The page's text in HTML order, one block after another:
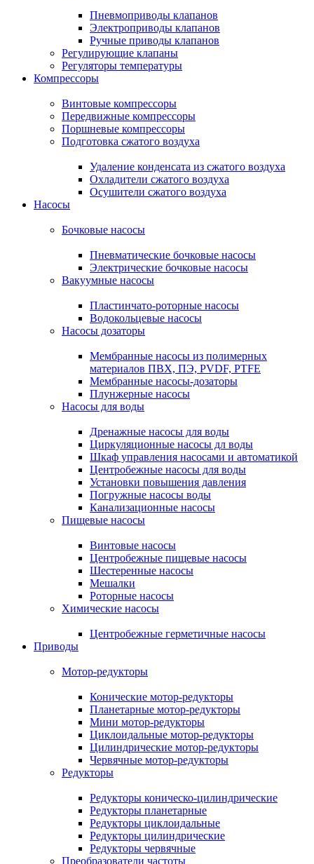
Пневмоприводы клапанов
Электроприводы клапанов
Ручные приводы клапанов
Регулирующие клапаны
Регуляторы температуры
Компрессоры
Винтовые компрессоры
Передвижные компрессоры
Поршневые компрессоры
Подготовка сжатого воздуха
Удаление конденсата из сжатого воздуха
Охладители сжатого воздуха
Осушители сжатого воздуха
Насосы
Бочковые насосы
Пневматические бочковые насосы
Электрические бочковые насосы
Вакуумные насосы
Пластинчато-роторные насосы
Водокольцевые насосы
Насосы дозаторы
Мембранные насосы из полимерных
материалов ПВХ, ПЭ, PVDF, PTFE
Мембранные насосы-дозаторы
Плунжерные насосы
Насосы для воды
Дренажные насосы для воды
Циркуляционные насосы дл воды
Шкаф управления насосами и автоматикой
Центробежные насосы для воды
Установки повышения давления
Погружные насосы воды
Канализационные насосы
Пищевые насосы
Винтовые насосы
Центробежные пищевые насосы
Шестеренные насосы
Мешалки
Роторные насосы
Химические насосы
Центробежные герметичные насосы
Приводы
Мотор-редукторы
Конические мотор-редукторы
Планетарные мотор-редукторы
Мини мотор-редукторы
Циклоидальные мотор-редукторы
Цилиндрические мотор-редукторы
Червячные мотор-редукторы
Редукторы
Редукторы коническо-цилиндрические
Редукторы планетарные
Редукторы циклоидальные
Редукторы цилиндрические
Редукторы червячные
Преобразователи частоты